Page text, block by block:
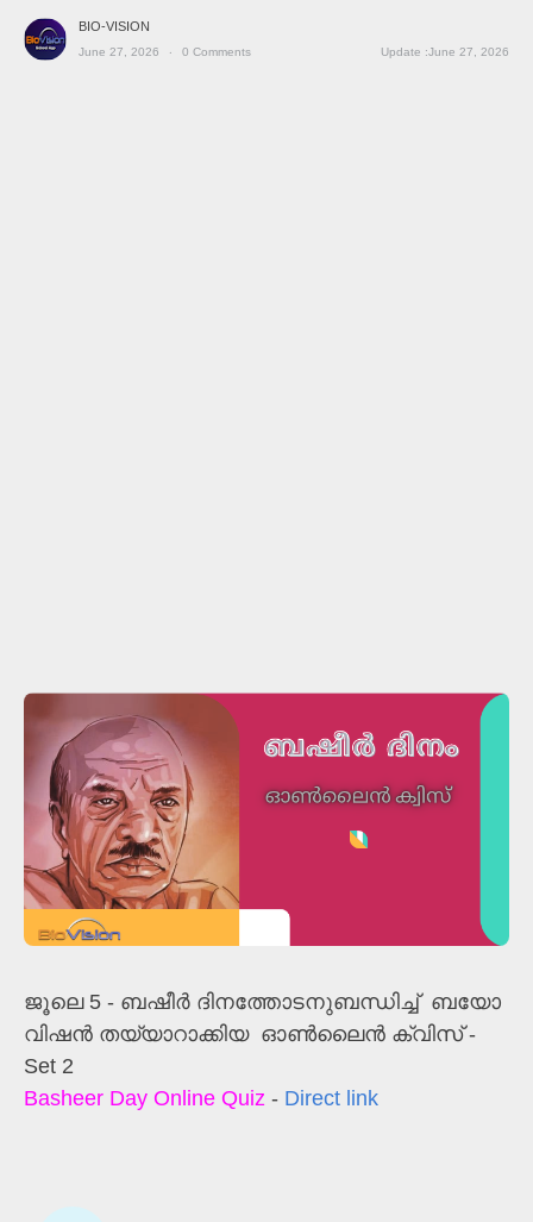
BIO-VISION
June 27, 2026 0 Comments June 27, 2026
ജൂലെ 5 - ബഷീർ ദിനത്തോടനുബന്ധിച്ച് ബയോ
വിഷൻ തയ്യാറാക്കിയ ഓൺലൈൻ ക്വിസ് -
Set 2
Basheer Day Online Quiz - Direct link